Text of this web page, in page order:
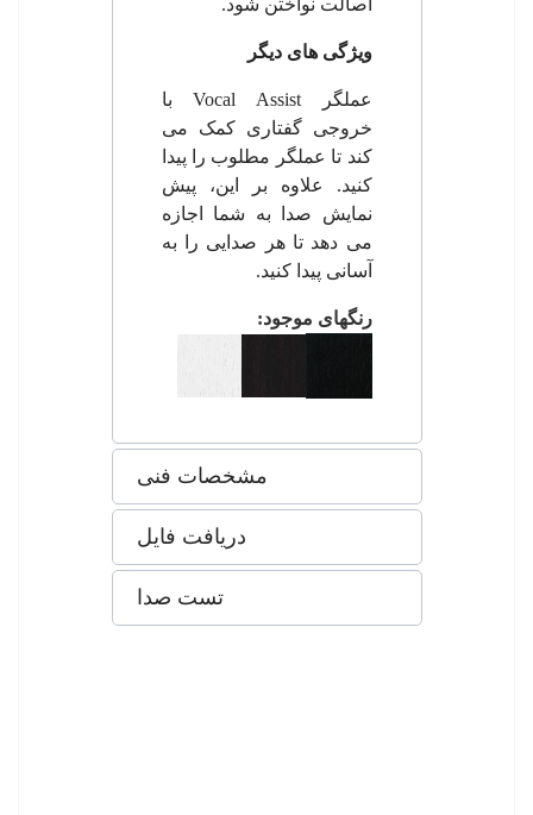
اصالت نواختن شود.
ویژگی های دیگر
عملگرVocal Assist
با
خروجی گفتاری کمک می
کند تا عملگر مطلوب را پیدا
کنید. علاوه بر این، پیش
نمایش صدا به شما اجازه
می دهد تا هر صدایی را به
آسانی پیدا کنید.
رنگهای موجود:
مشخصات فنی
دریافت فایل
تست صدا